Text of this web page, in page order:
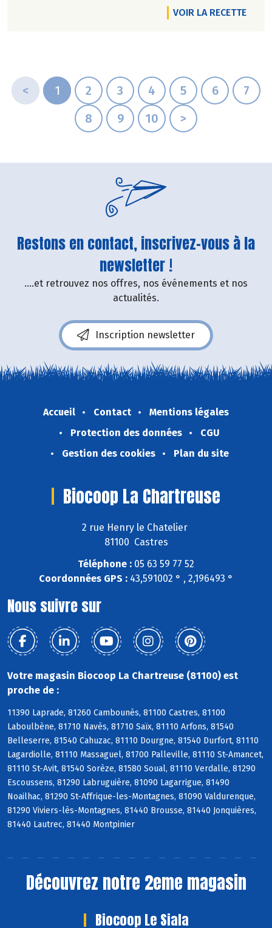
VOIR LA RECETTE
< 1 2 3 4 5 6
7
8
9 10 >
Restons en contact, inscrivez-vous à la
newsletter !
....et retrouvez nos offres, nos événements et nos
actualités.
Inscription newsletter
Accueil Contact
Mentions légales
Protection des données
CGU
Gestion des cookies
Plan du site
Biocoop La Chartreuse
2 rue Henry le Chatelier
81100 Castres
Téléphone : 05 63 59 77 52
Coordonnées GPS : 43,591002 ° , 2,196493 °
Nous suivre sur
Votre magasin Biocoop La Chartreuse (81100) est
proche de :
11390 Laprade, 81260 Cambounès, 81100 Castres, 81100
Laboulbène, 81710 Navès, 81710 Saïx, 81110 Arfons, 81540
Belleserre, 81540 Cahuzac, 81110 Dourgne, 81540 Durfort, 81110
Lagardiolle, 81110 Massaguel, 81700 Palleville, 81110 St-Amancet,
81110 St-Avit, 81540 Sorèze, 81580 Soual, 81110 Verdalle, 81290
Escoussens, 81290 Labruguière, 81090 Lagarrigue, 81490
Noailhac, 81290 St-Affrique-les-Montagnes, 81090 Valdurenque,
81290 Viviers-lès-Montagnes, 81440 Brousse, 81440 Jonquières,
81440 Lautrec, 81440 Montpinier
Découvrez notre 2eme magasin
Biocoop Le Siala